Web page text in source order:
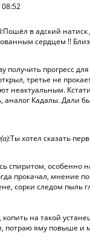
Пошёл в адский натиск
сердцем !!
получить прогресс
третье не
неактуальным.
аналог Кадалы. Дали
Ты хотел сказать
спиритом, особенно
прокачал, мнение
сорки следом
на такой
потраю яму повыше и